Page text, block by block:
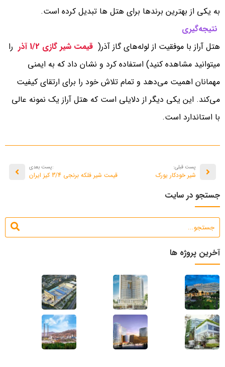
به یکی از بهترین برندها برای هتل ها تبدیل کرده است.
نتیجه‌گیری
هتل آراز با موفقیت از لوله‌های گاز آذر( قیمت شیر گازی 1/2 آذر
را
میتوانید مشاهده کنید) استفاده کرد و نشان داد که به ایمنی
مهمانان اهمیت می‌دهد و تمام تلاش خود را برای ارتقای کیفیت
می‌کند. این یکی دیگر از دلایلی است که هتل آراز یک نمونه عالی
با استاندارد است.
پست قبلی:
شیر خودکار یورک
:پست بعدی
قیمت شیر فلکه برنجی 3/4 کیز ایران
جستجو در سایت
آخرین پروژه ها